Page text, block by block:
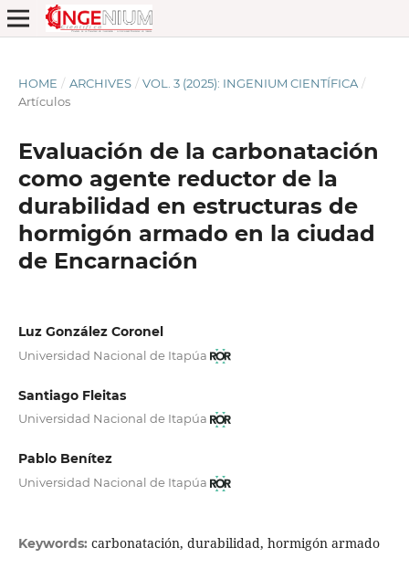
HOME / ARCHIVES / VOL. 3 (2025): INGENIUM CIENTÍFICA /
Artículos
Evaluación de la carbonatación
como agente reductor de la
durabilidad en estructuras de
hormigón armado en la ciudad
de Encarnación
Luz González Coronel
Universidad Nacional de Itapúa
Santiago Fleitas
Universidad Nacional de Itapúa
Pablo Benítez
Universidad Nacional de Itapúa
Keywords: carbonatación, durabilidad, hormigón armado